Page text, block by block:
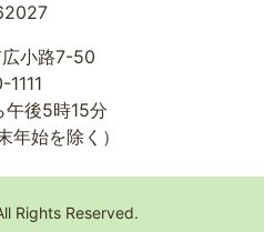
小路7-50
後5時15分
年始を除く）
Rights Reserved.